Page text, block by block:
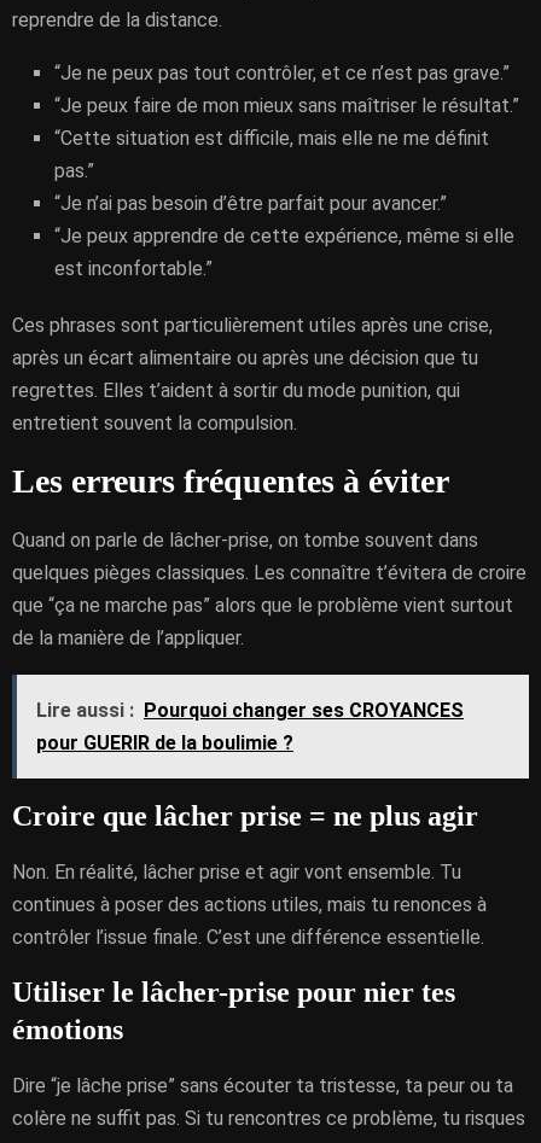
reprendre de la distance.
“Je ne peux pas tout contrôler, et ce n’est pas grave.”
“Je peux faire de mon mieux sans maîtriser le résultat.”
“Cette situation est difficile, mais elle ne me définit
pas.”
“Je n’ai pas besoin d’être parfait pour avancer.”
“Je peux apprendre de cette expérience, même si elle
est inconfortable.”
Ces phrases sont particulièrement utiles après une crise,
après un écart alimentaire ou après une décision que tu
regrettes. Elles t’aident à sortir du mode punition, qui
entretient souvent la compulsion.
Les erreurs fréquentes à éviter
Quand on parle de lâcher-prise, on tombe souvent dans
quelques pièges classiques. Les connaître t’évitera de croire
que “ça ne marche pas” alors que le problème vient surtout
de la manière de l’appliquer.
Lire aussi : Pourquoi changer ses CROYANCES
pour GUERIR de la boulimie ?
Croire que lâcher prise = ne plus agir
Non. En réalité, lâcher prise et agir vont ensemble. Tu
continues à poser des actions utiles, mais tu renonces à
contrôler l’issue finale. C’est une différence essentielle.
Utiliser le lâcher-prise pour nier tes
émotions
Dire “je lâche prise” sans écouter ta tristesse, ta peur ou ta
colère ne suffit pas. Si tu rencontres ce problème, tu risques